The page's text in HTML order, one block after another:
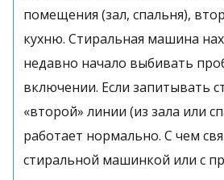
помещения (зал, спальня),
кухню. Стиральная машина
недавно начало выбивать
включении. Если запитывать
«второй» линии (из зала или
работает нормально. С чем
стиральной машинкой или с